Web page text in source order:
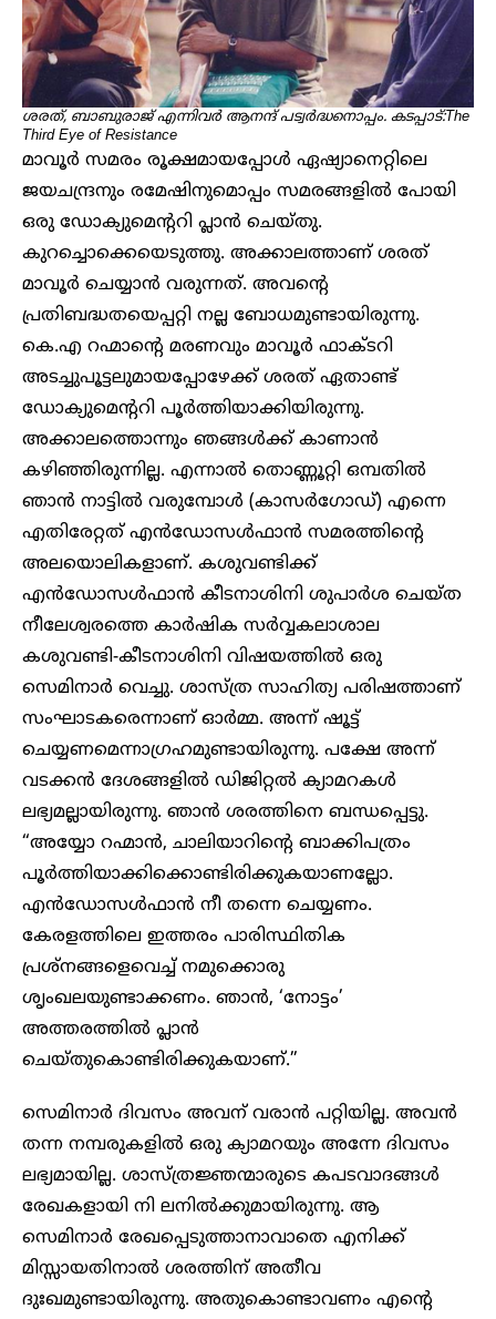
ശരത്, ബാബുരാജ് എന്നിവർ ആനന്ദ് പട്വർദ്ധനൊപ്പം. കടപ്പാട്:The
Third Eye of Resistance
മാവൂർ സമരം രൂക്ഷമായപ്പോൾ ഏഷ്യാനെറ്റിലെ
ജയചന്ദ്രനും രമേഷിനുമൊപ്പം സമരങ്ങളിൽ പോയി
ഒരു ഡോക്യുമെന്ററി പ്ലാൻ ചെയ്തു.
കുറച്ചൊക്കെയെടുത്തു. അക്കാലത്താണ് ശരത്
മാവൂർ ചെയ്യാൻ വരുന്നത്. അവന്റെ
പ്രതിബദ്ധതയെപ്പറ്റി നല്ല ബോധമുണ്ടായിരുന്നു.
കെ.എ റഹ്മാന്റെ മരണവും മാവൂർ ഫാക്ടറി
അടച്ചുപൂട്ടലുമായപ്പോഴേക്ക് ശരത് ഏതാണ്ട്
ഡോക്യുമെന്ററി പൂർത്തിയാക്കിയിരുന്നു.
അക്കാലത്തൊന്നും ഞങ്ങൾക്ക് കാണാൻ
കഴിഞ്ഞിരുന്നില്ല. എന്നാൽ തൊണ്ണൂറ്റി ഒമ്പതിൽ
ഞാൻ നാട്ടിൽ വരുമ്പോൾ (കാസർഗോഡ്) എന്നെ
എതിരേറ്റത് എൻഡോസൾഫാൻ സമരത്തിന്റെ
അലയൊലികളാണ്. കശുവണ്ടിക്ക്
എൻഡോസൾഫാൻ കീടനാശിനി ശുപാർശ ചെയ്ത
നീലേശ്വരത്തെ കാർഷിക സർവ്വകലാശാല
കശുവണ്ടി-കീടനാശിനി വിഷയത്തിൽ ഒരു
സെമിനാർ വെച്ചു. ശാസ്ത്ര സാഹിത്യ പരിഷത്താണ്
സംഘാടകരെന്നാണ് ഓർമ്മ. അന്ന് ഷൂട്ട്
ചെയ്യണമെന്നാഗ്രഹമുണ്ടായിരുന്നു. പക്ഷേ അന്ന്
വടക്കൻ ദേശങ്ങളിൽ ഡിജിറ്റൽ ക്യാമറകൾ
ലഭ്യമല്ലായിരുന്നു. ഞാൻ ശരത്തിനെ ബന്ധപ്പെട്ടു.
“അയ്യോ റഹ്മാൻ, ചാലിയാറിന്റെ ബാക്കിപത്രം
പൂർത്തിയാക്കിക്കൊണ്ടിരിക്കുകയാണല്ലോ.
എൻഡോസൾഫാൻ നീ തന്നെ ചെയ്യണം.
കേരളത്തിലെ ഇത്തരം പാരിസ്ഥിതിക
പ്രശ്നങ്ങളെവെച്ച് നമുക്കൊരു
ശൃംഖലയുണ്ടാക്കണം. ഞാൻ, ‘നോട്ടം’
അത്തരത്തിൽ പ്ലാൻ
ചെയ്തുകൊണ്ടിരിക്കുകയാണ്.”
സെമിനാർ ദിവസം അവന് വരാൻ പറ്റിയില്ല. അവൻ
തന്ന നമ്പരുകളിൽ ഒരു ക്യാമറയും അന്നേ ദിവസം
ലഭ്യമായില്ല. ശാസ്ത്രജ്ഞന്മാരുടെ കപടവാദങ്ങൾ
രേഖകളായി നി ലനിൽക്കുമായിരുന്നു. ആ
സെമിനാർ രേഖപ്പെടുത്താനാവാതെ എനിക്ക്
മിസ്സായതിനാൽ ശരത്തിന് അതീവ
ദുഃഖമുണ്ടായിരുന്നു. അതുകൊണ്ടാവണം എന്റെ